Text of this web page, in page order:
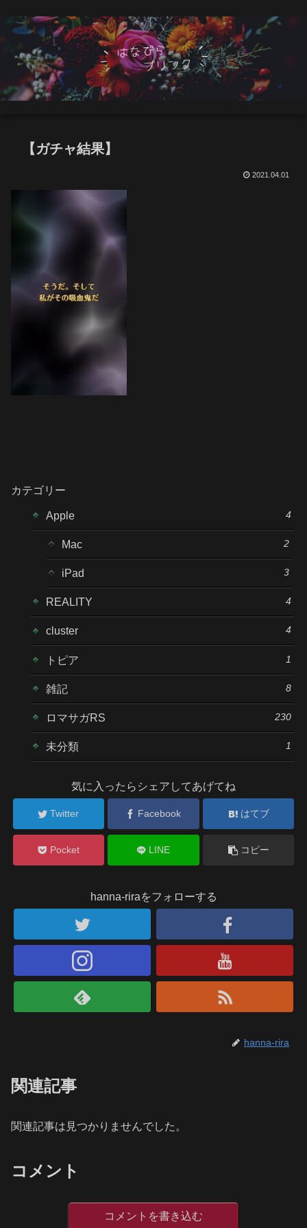
【ガチャ結果】
2021.04.01
カテゴリー
Apple 4
Mac 2
iPad 3
REALITY 4
cluster 4
トピア 1
雑記 8
ロマサガRS 230
未分類 1
気に入ったらシェアしてあげてね
Twitter Facebook はてブ
Pocket LINE コピー
hanna-riraをフォローする
hanna-rira
関連記事
関連記事は見つかりませんでした。
コメント
コメントを書き込む